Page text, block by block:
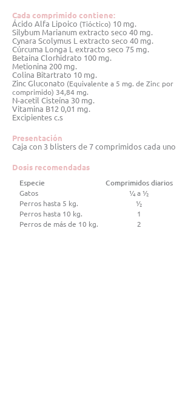
Cada comprimido contiene:
Ácido Alfa Lipoico (Tióctico) 10 mg.
Silybum Marianum extracto seco 40 mg.
Cynara Scolymus L extracto seco 40 mg.
Cúrcuma Longa L extracto seco 75 mg.
Betaína Clorhidrato 100 mg.
Metionina 200 mg.
Colina Bitartrato 10 mg.
Zinc Gluconato (Equivalente a 5 mg. de Zinc por
comprimido) 34,84 mg.
N-acetil Cisteína 30 mg.
Vitamina B12 0,01 mg.
Excipientes c.s
Presentación
Caja con 3 blisters de 7 comprimidos cada uno
Dosis recomendadas
Especie
Gatos
Perros hasta 5 kg.
Perros hasta 10 kg.
Perros de más de 10 kg.
Comprimidos diarios
1⁄4 a ½
½
1
2